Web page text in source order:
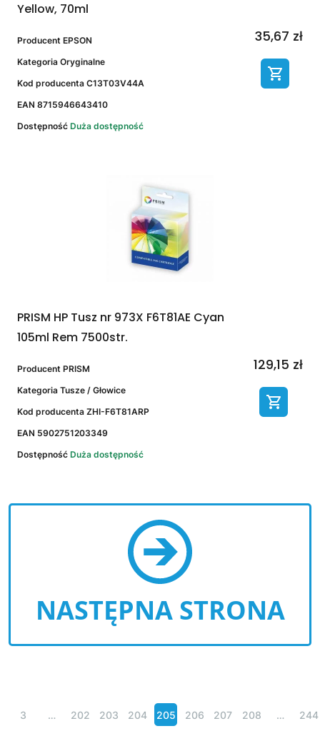
Yellow, 70ml
Producent EPSON
Kategoria Oryginalne
Kod producenta C13T03V44A
EAN 8715946643410
Dostępność Duża dostępność
35,67 zł
PRISM HP Tusz nr 973X F6T81AE Cyan
105ml Rem 7500str.
Producent PRISM
Kategoria Tusze / Głowice
Kod producenta ZHI-F6T81ARP
EAN 5902751203349
Dostępność Duża dostępność
129,15 zł
NASTĘPNA STRONA
3 … 202 203 204 205 206 207 208 … 244